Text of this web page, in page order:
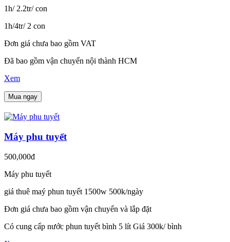
1h/ 2.2tr/ con
1h/4tr/ 2 con
Đơn giá chưa bao gồm VAT
Đã bao gồm vận chuyển nội thành HCM
Xem
Mua ngay
Máy phu tuyết
500,000đ
Máy phu tuyết
giá thuê maý phun tuyết 1500w 500k/ngày
Đơn giá chưa bao gồm vận chuyển và lắp đặt
Có cung cấp nước phun tuyết bình 5 lít Giá 300k/ bình